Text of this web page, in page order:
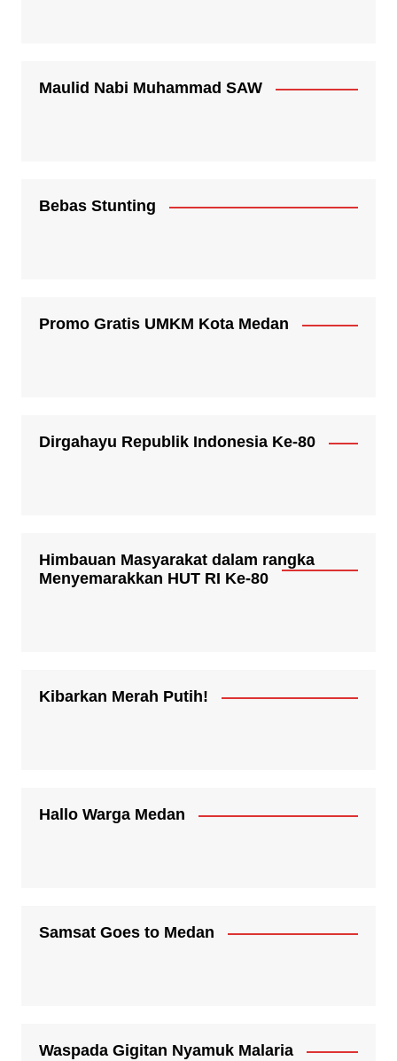
Maulid Nabi Muhammad SAW
Bebas Stunting
Promo Gratis UMKM Kota Medan
Dirgahayu Republik Indonesia Ke-80
Himbauan Masyarakat dalam rangka
Menyemarakkan HUT RI Ke-80
Kibarkan Merah Putih!
Hallo Warga Medan
Samsat Goes to Medan
Waspada Gigitan Nyamuk Malaria